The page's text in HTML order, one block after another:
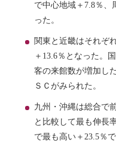
で中心地域＋7.8％、
った。
関東と近畿はそれぞ
＋13.6％となった。
客の来館数が増加し
ＳＣがみられた。
九州・沖縄は総合で
と比較して最も伸長
で最も高い＋23.5％